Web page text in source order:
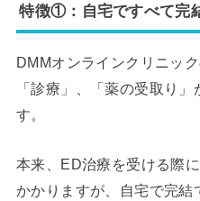
特徴①：自宅ですべて完
DMMオンラインクリニッ
「診療」、「薬の受取り
す。
本来、ED治療を受ける際
かかりますが、自宅で完